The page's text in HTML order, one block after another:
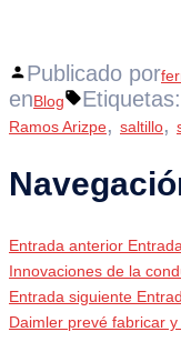
Publicado por
enBlog Etiquetas:
Ramos Arizpe, saltillo,
Entrada anterior
Innovaciones de la
Entrada siguiente
Daimler prevé fabricar